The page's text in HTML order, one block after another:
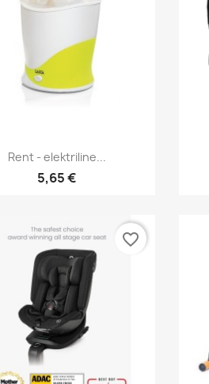
Kiirvaade
Rent - elektriline...
5,65 €
favorite_border